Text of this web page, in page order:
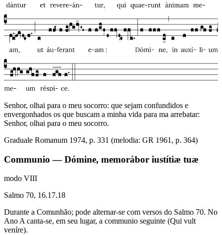
Senhor, olhai para o meu socorro: que sejam confundidos e
envergonhados os que buscam a minha vida para ma arrebatar:
Senhor, olhai para o meu socorro.
Graduale Romanum 1974, p. 331 (melodia: GR 1961, p. 364)
Communio — Dómine, memorábor iustítiæ tuæ
modo VIII
Salmo 70, 16.17.18
Durante a Comunhão; pode alternar-se com versos do Salmo 70. No
Ano A canta-se, em seu lugar, a communio seguinte (Qui vult
veníre).